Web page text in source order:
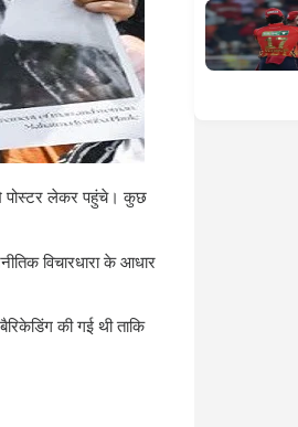
पोस्टर लेकर पहुंचे। कुछ
विचारधारा के आधार
की गई थी ताकि